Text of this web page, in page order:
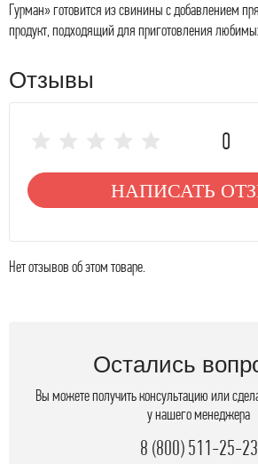
Гурман» готовится из свинины с добавлением
продукт, подходящий для приготовления
Отзывы
0
НАПИСАТЬ
Нет отзывов об этом товаре.
Остались
Вы можете получить консультацию или
у нашего менеджера
8 (800) 511-25-23